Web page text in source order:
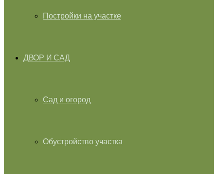
Постройки на участке
ДВОР И САД
Сад и огород
Обустройство участка